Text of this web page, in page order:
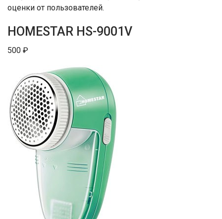
оценки от пользователей.
HOMESTAR HS-9001V
500 ₽